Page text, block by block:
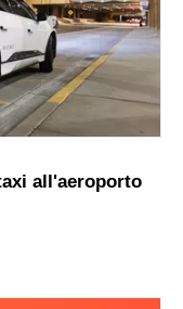
all'aeroporto